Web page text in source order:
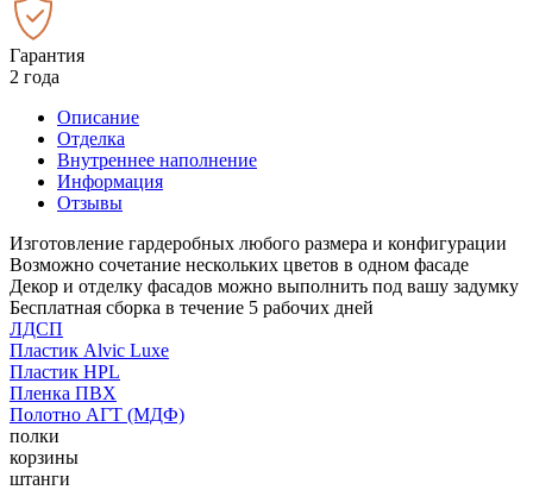
Гарантия
2 года
Описание
Отделка
Внутреннее наполнение
Информация
Отзывы
Изготовление гардеробных любого размера и конфигурации
Возможно сочетание нескольких цветов в одном фасаде
Декор и отделку фасадов можно выполнить под вашу задумку
Бесплатная сборка в течение 5 рабочих дней
ЛДСП
Пластик Alvic Luxe
Пластик HPL
Пленка ПВХ
Полотно АГТ (МДФ)
полки
корзины
штанги